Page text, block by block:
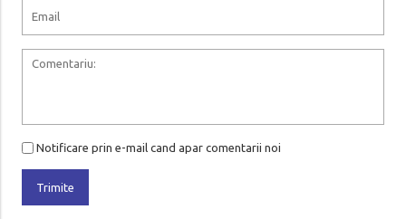
Notificare prin e-mail cand apar comentarii noi
Trimite